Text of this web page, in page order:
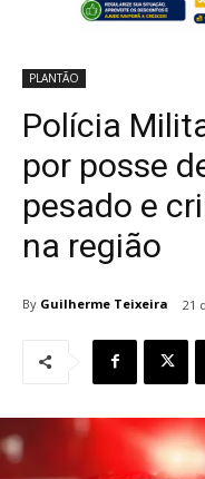
PLANTÃO
Polícia
por posse
pesado e
na região
By Guilherme Teixeira 21